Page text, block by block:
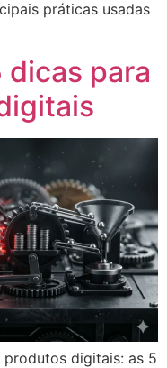
práticas usadas
dicas para
digitais: as 5